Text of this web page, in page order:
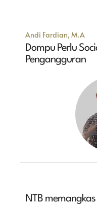
Andi Fardian, M.A
Dompu Perlu
Pengangguran
NTB